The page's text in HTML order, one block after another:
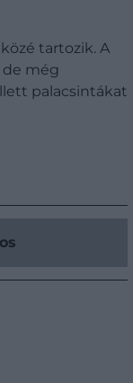
tartozik. A
de még
palacsintákat